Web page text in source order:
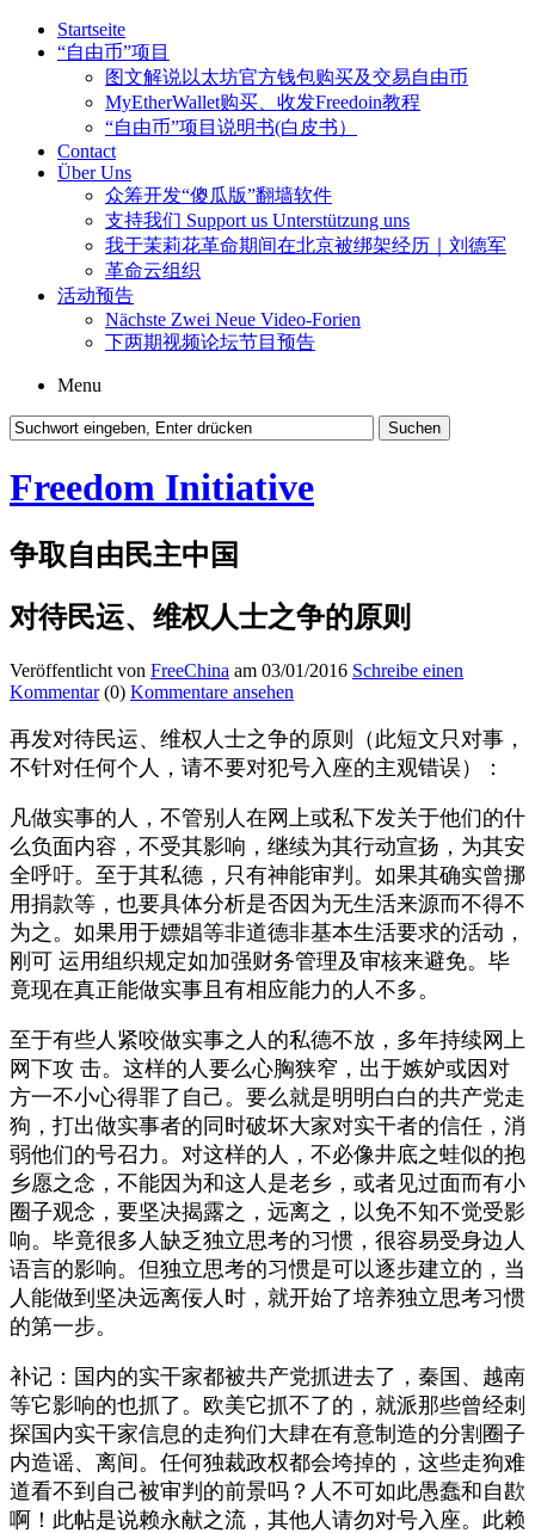
Startseite
“自由币”项目
图文解说以太坊官方钱包购买及交易自由币
MyEtherWallet购买、收发Freedoin教程
“自由币”项目说明书(白皮书）
Contact
Über Uns
众筹开发“傻瓜版”翻墙软件
支持我们 Support us Unterstützung uns
我于茉莉花革命期间在北京被绑架经历｜刘德军
革命云组织
活动预告
Nächste Zwei Neue Video-Forien
下两期视频论坛节目预告
Menu
Freedom Initiative
争取自由民主中国
对待民运、维权人士之争的原则
Veröffentlicht von FreeChina am 03/01/2016 Schreibe einen
Kommentar(0) Kommentare ansehen
再发对待民运、维权人士之争的原则（此短文只对事，
不针对任何个人，请不要对犯号入座的主观错误）：
凡做实事的人，不管别人在网上或私下发关于他们的什
么负面内容，不受其影响，继续为其行动宣扬，为其安
全呼吁。至于其私德，只有神能审判。如果其确实曾挪
用捐款等，也要具体分析是否因为无生活来源而不得不
为之。如果用于嫖娼等非道德非基本生活要求的活动，
刚可 运用组织规定如加强财务管理及审核来避免。毕
竟现在真正能做实事且有相应能力的人不多。
至于有些人紧咬做实事之人的私德不放，多年持续网上
网下攻 击。这样的人要么心胸狭窄，出于嫉妒或因对
方一不小心得罪了自己。要么就是明明白白的共产党走
狗，打出做实事者的同时破坏大家对实干者的信任，消
弱他们的号召力。对这样的人，不必像井底之蛙似的抱
乡愿之念，不能因为和这人是老乡，或者见过面而有小
圈子观念，要坚决揭露之，远离之，以免不知不觉受影
响。毕竟很多人缺乏独立思考的习惯，很容易受身边人
语言的影响。但独立思考的习惯是可以逐步建立的，当
人能做到坚决远离佞人时，就开始了培养独立思考习惯
的第一步。
补记：国内的实干家都被共产党抓进去了，秦国、越南
等它影响的也抓了。欧美它抓不了的，就派那些曾经刺
探国内实干家信息的走狗们大肆在有意制造的分割圈子
内造谣、离间。任何独裁政权都会垮掉的，这些走狗难
道看不到自己被审判的前景吗？人不可如此愚蠢和自歁
啊！此帖是说赖永献之流，其他人请勿对号入座。此赖